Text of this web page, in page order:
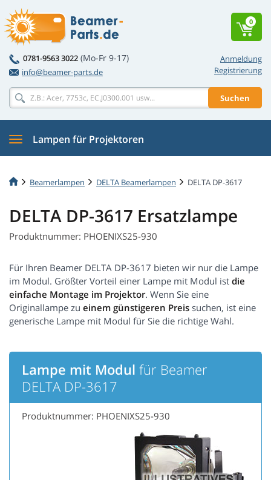
Anmeldung
Registrierung
0781-9563 3022 (Mo-Fr 9-17)
info@beamer-parts.de
Suchen
0
Lampen für Projektoren
Beamerlampen DELTA Beamerlampen DELTA DP-3617
DELTA DP-3617 Ersatzlampe
Produktnummer: PHOENIXS25-930
Für Ihren Beamer DELTA DP-3617 bieten wir nur die Lampe
im Modul. Größter Vorteil einer Lampe mit Modul ist die
einfache Montage im Projektor. Wenn Sie eine
Originallampe zu einem günstigeren Preis suchen, ist eine
generische Lampe mit Modul für Sie die richtige Wahl.
Lampe mit Modul für Beamer
DELTA DP-3617
Produktnummer: PHOENIXS25-930